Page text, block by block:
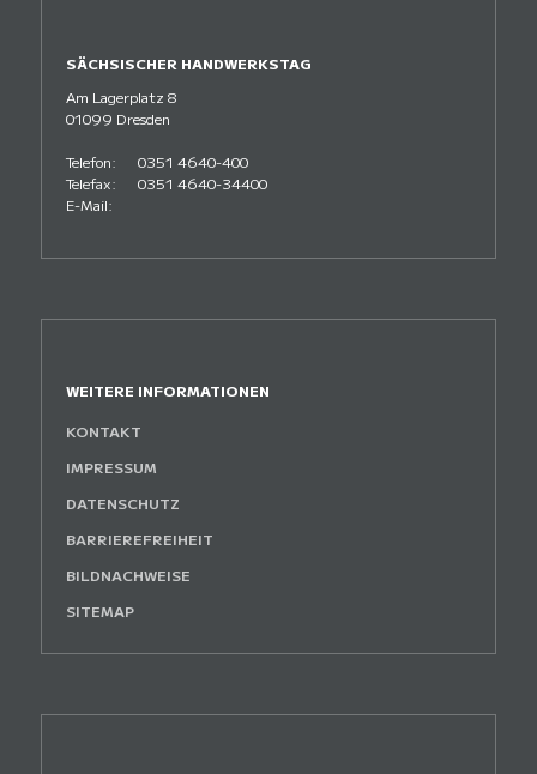
SÄCHSISCHER HANDWERKSTAG
Am Lagerplatz 8
01099 Dresden
Telefon:
0351 4640-400
Telefax:
0351 4640-34400
E-Mail:
WEITERE INFORMATIONEN
KONTAKT
IMPRESSUM
DATENSCHUTZ
BARRIEREFREIHEIT
BILDNACHWEISE
SITEMAP